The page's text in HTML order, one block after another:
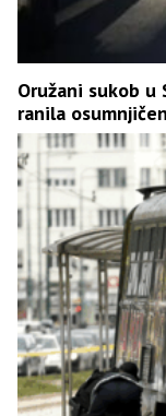
Oružani sukob
ranila